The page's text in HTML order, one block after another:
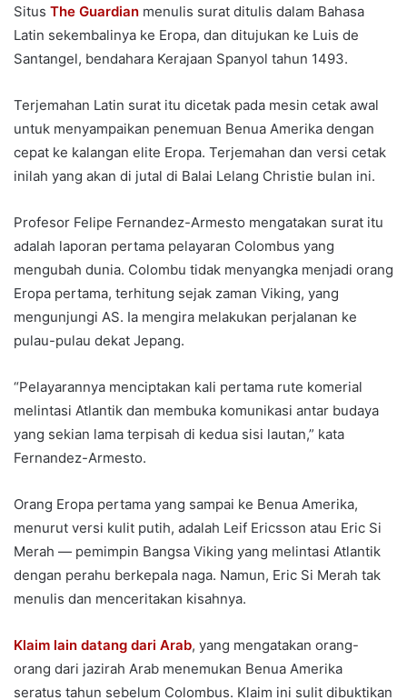
Situs The Guardian menulis surat ditulis dalam Bahasa
Latin sekembalinya ke Eropa, dan ditujukan ke Luis de
Santangel, bendahara Kerajaan Spanyol tahun 1493.
Terjemahan Latin surat itu dicetak pada mesin cetak awal
untuk menyampaikan penemuan Benua Amerika dengan
cepat ke kalangan elite Eropa. Terjemahan dan versi cetak
inilah yang akan di jutal di Balai Lelang Christie bulan ini.
Profesor Felipe Fernandez-Armesto mengatakan surat itu
adalah laporan pertama pelayaran Colombus yang
mengubah dunia. Colombu tidak menyangka menjadi orang
Eropa pertama, terhitung sejak zaman Viking, yang
mengunjungi AS. Ia mengira melakukan perjalanan ke
pulau-pulau dekat Jepang.
“Pelayarannya menciptakan kali pertama rute komerial
melintasi Atlantik dan membuka komunikasi antar budaya
yang sekian lama terpisah di kedua sisi lautan,” kata
Fernandez-Armesto.
Orang Eropa pertama yang sampai ke Benua Amerika,
menurut versi kulit putih, adalah Leif Ericsson atau Eric Si
Merah — pemimpin Bangsa Viking yang melintasi Atlantik
dengan perahu berkepala naga. Namun, Eric Si Merah tak
menulis dan menceritakan kisahnya.
Klaim lain datang dari Arab, yang mengatakan orang-
orang dari jazirah Arab menemukan Benua Amerika
seratus tahun sebelum Colombus. Klaim ini sulit dibuktikan